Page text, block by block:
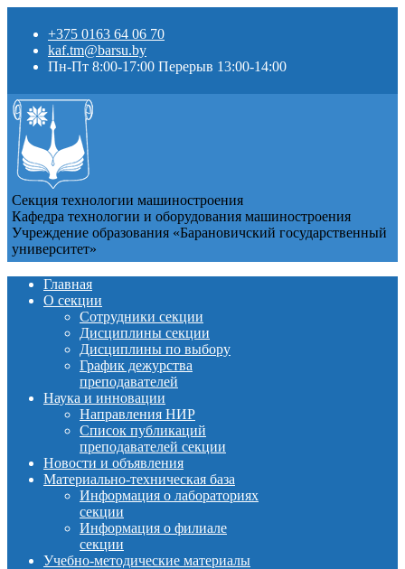
+375 0163 64 06 70
kaf.tm@barsu.by
Пн-Пт 8:00-17:00 Перерыв 13:00-14:00
Секция технологии машиностроения
Кафедра технологии и оборудования машиностроения
Учреждение образования «Барановичский государственный
университет»
Главная
О секции
Сотрудники секции
Дисциплины секции
Дисциплины по выбору
График дежурства
преподавателей
Наука и инновации
Направления НИР
Список публикаций
преподавателей секции
Новости и объявления
Материально-техническая база
Информация о лабораториях
секции
Информация о филиале
секции
Учебно-методические материалы